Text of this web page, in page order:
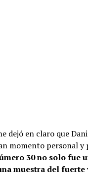
dejó en claro que
momento personal y
30 no solo fue
muestra del